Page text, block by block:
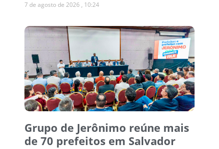
7 de agosto de 2026 10:24
Grupo de Jerônimo reúne mais
de 70 prefeitos em Salvador